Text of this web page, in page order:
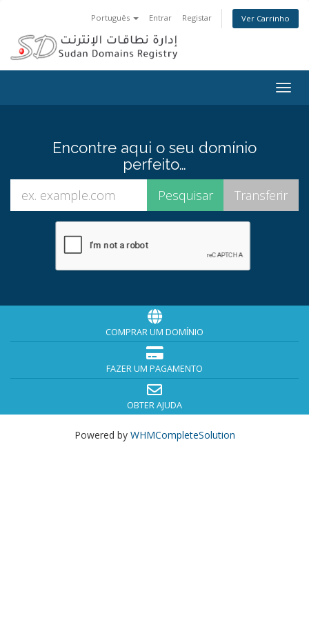
Português Entrar Registar Ver Carrinho
Encontre aqui o seu domínio
perfeito…
COMPRAR UM DOMÍNIO
FAZER UM PAGAMENTO
OBTER AJUDA
Powered by WHMCompleteSolution